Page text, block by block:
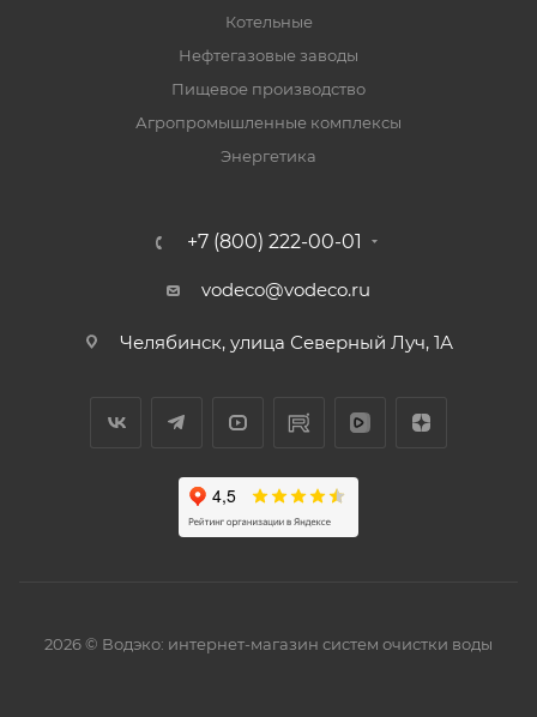
Котельные
Нефтегазовые заводы
Пищевое производство
Агропромышленные комплексы
Энергетика
+7 (800) 222-00-01
vodeco@vodeco.ru
Челябинск, улица Северный Луч, 1А
2026 © Водэко: интернет-магазин систем очистки воды